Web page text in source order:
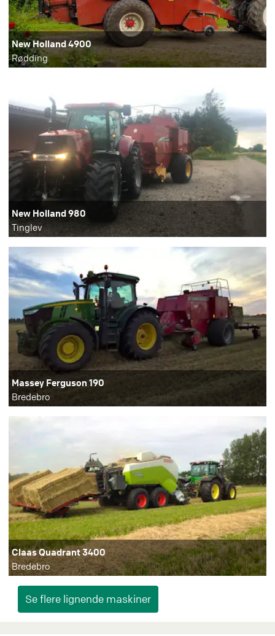
New Holland 4900
Rødding
New Holland 980
Tinglev
Massey Ferguson 190
Bredebro
Claas Quadrant 3400
Bredebro